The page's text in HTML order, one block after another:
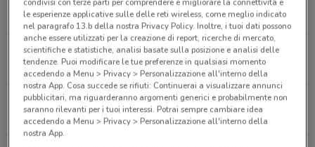
5.2 km
Via M. Buttaro 16 Angolo Via Legnano - Bergamo
6.6 km
Viale Ortigara, 1 , Treviglio
18.2 km
le esperienze applicative sulle delle reti wireless, come meglio indicato
nel paragrafo 13.b della nostra Privacy Policy. Inoltre, i tuoi dati possono
anche essere utilizzati per la creazione di report, ricerche di mercato,
scientifiche e statistiche, analisi basate sulla posizione e analisi delle
tendenze. Puoi modificare le tue preferenze in qualsiasi momento
accedendo a Menu > Privacy > Personalizzazione all'interno della
nostra App. Cosa succede se rifiuti: Continuerai a visualizzare annunci
pubblicitari, ma riguarderanno argomenti generici e probabilmente non
saranno rilevanti per i tuoi interessi. Potrai sempre cambiare idea
accedendo a Menu > Privacy > Personalizzazione all'interno della
nostra App.